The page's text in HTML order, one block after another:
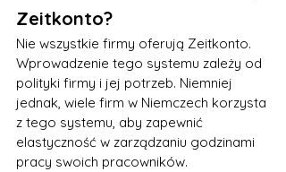
Zeitkonto?
Nie wszystkie firmy oferują Zeitkonto.
Wprowadzenie tego systemu zależy od
polityki firmy i jej potrzeb. Niemniej
jednak, wiele firm w Niemczech korzysta
z tego systemu, aby zapewnić
elastyczność w zarządzaniu godzinami
pracy swoich pracowników.